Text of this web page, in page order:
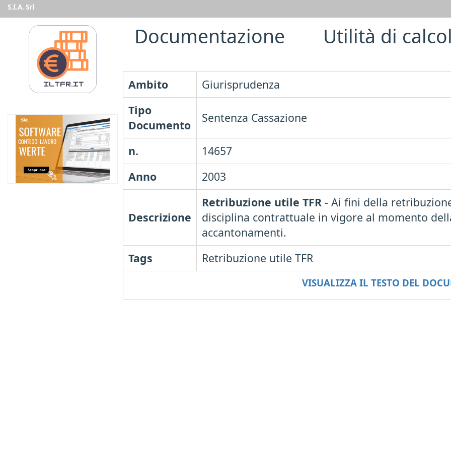
S.I.A. Srl
Documentazione Utilità di
Ambito
Giurisprudenza
Tipo
Documento
Sentenza Cassazione
n.
14657
Anno
2003
Descrizione
Retribuzione utile TFR - Ai fini della
disciplina contrattuale in vigore al momento
accantonamenti.
Tags
Retribuzione utile TFR
VISUALIZZA IL TESTO DEL